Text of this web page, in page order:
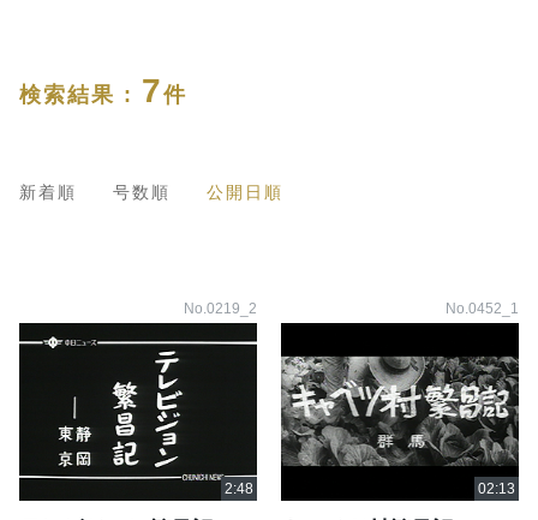
検索結果 : 7件
新着順 号数順 公開日順
No.0219_2 No.0452_1